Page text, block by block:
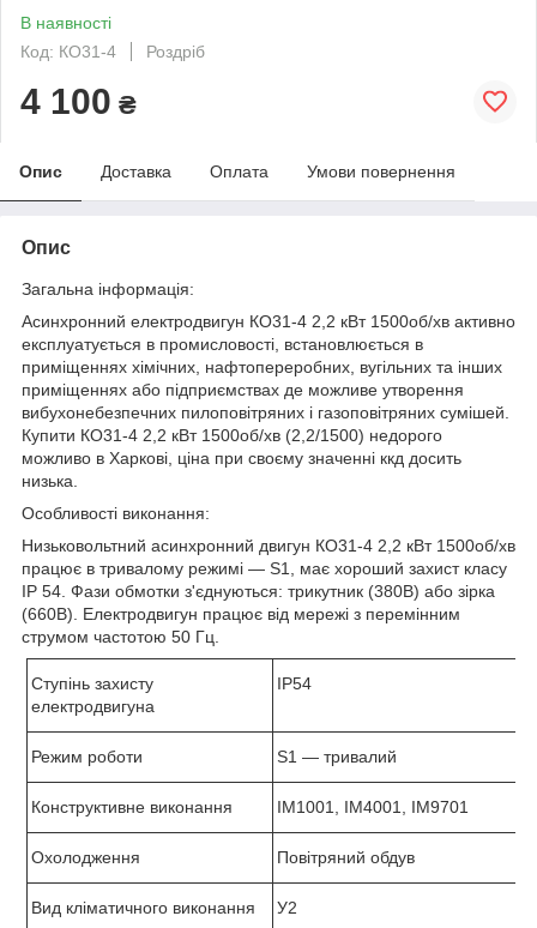
В наявності
Код: КО31-4
Роздріб
4 100 ₴
Опис Доставка Оплата Умови повернення
Опис
Загальна інформація:
Асинхронний електродвигун КО31-4 2,2 кВт 1500об/хв активно
експлуатується в промисловості, встановлюється в
приміщеннях хімічних, нафтопереробних, вугільних та інших
приміщеннях або підприємствах де можливе утворення
вибухонебезпечних пилоповітряних і газоповітряних сумішей.
Купити КО31-4 2,2 кВт 1500об/хв (2,2/1500) недорого
можливо в Харкові, ціна при своєму значенні ккд досить
низька.
Особливості виконання:
Низьковольтний асинхронний двигун КО31-4 2,2 кВт 1500об/хв
працює в тривалому режимі ― S1, має хороший захист класу
ІP 54. Фази обмотки з'єднуються: трикутник (380В) або зірка
(660В). Електродвигун працює від мережі з перемінним
струмом частотою 50 Гц.
Ступінь захисту
електродвигуна
IP54
Режим роботи S1 ― тривалий
Конструктивне виконання IM1001, IM4001, IM9701
Охолодження Повітряний обдув
Вид кліматичного виконання У2